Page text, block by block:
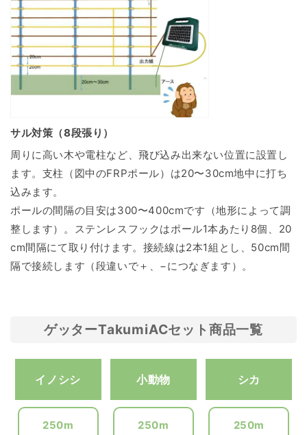
サル対策（8段張り）
周りに高い木や電柱など、飛び込み出来ない位置に設置し
ます。支柱（図中のFRPポール）は20〜30cm地中に打ち
込みます。
ポールの間隔の目安は300〜400cmです（地形によって調
整します）。ステンレスフックはポール1本あたり8個、20
cm間隔にて取り付けます。接続線は2本1組とし、50cm間
隔で接続します（段違いで＋、−につなぎます）。
ゲッターTakumiACセット商品一覧
イノシシ
250m
小動物
250m
シカ
250m